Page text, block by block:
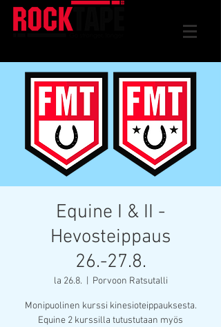
Equine I & II -
Hevosteippaus
26.-27.8.
la 26.8. Porvoon Ratsutalli
Monipuolinen kurssi kinesioteippauksesta.
Equine 2 kurssilla tutustutaan myös